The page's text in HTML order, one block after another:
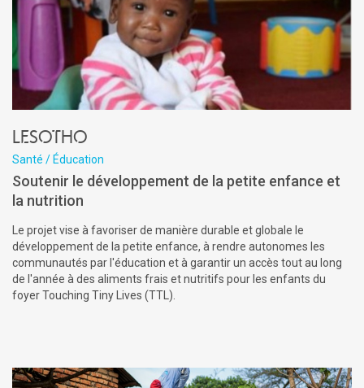
Lesotho
Santé / Éducation
Soutenir le développement de la petite enfance et
la nutrition
Le projet vise à favoriser de manière durable et globale le
développement de la petite enfance, à rendre autonomes les
communautés par l'éducation et à garantir un accès tout au long
de l'année à des aliments frais et nutritifs pour les enfants du
foyer Touching Tiny Lives (TTL).